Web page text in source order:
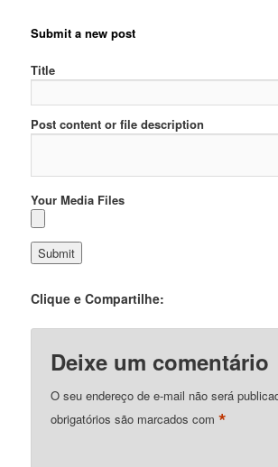
Submit a new post
Title
Post content or file description
Your Media Files
Clique e Compartilhe:
Deixe um comentário
O seu endereço de e-mail não será
obrigatórios são marcados com*